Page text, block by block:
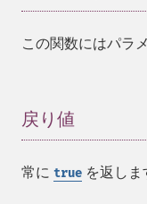
この関数にはパラ
戻り値
常に true を返しま